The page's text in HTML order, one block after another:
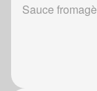
Sauce